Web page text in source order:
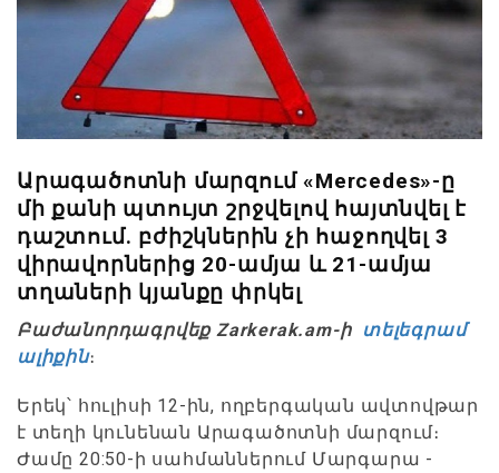
Արագածոտնի մարզում «Mercedes»-ը
մի քանի պտույտ շրջվելով հայտնվել է
դաշտում. բժիշկներին չի հաջողվել 3
վիրավորներից 20-ամյա և 21-ամյա
տղաների կյանքը փրկել
Բաժանորդագրվեք Zarkerak.am-ի տելեգրամ
ալիքին։
Երեկ՝ հուլիսի 12-ին, ողբերգական ավտովթար
է տեղի կունենան Արագածոտնի մարզում։
Ժամը 20:50-ի սահմաններում Մարգարա -